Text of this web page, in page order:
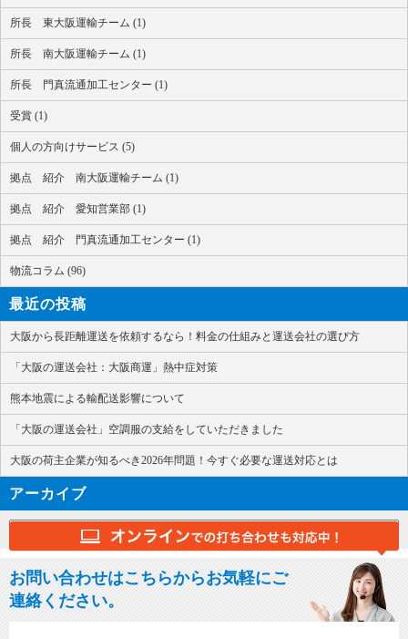
所長 東大阪運輸チーム (1)
所長 南大阪運輸チーム (1)
所長 門真流通加工センター (1)
受賞 (1)
個人の方向けサービス (5)
拠点 紹介 南大阪運輸チーム (1)
拠点 紹介 愛知営業部 (1)
拠点 紹介 門真流通加工センター (1)
物流コラム (96)
最近の投稿
大阪から長距離運送を依頼するなら！料金の仕組みと運送会社の選び方
「大阪の運送会社：大阪商運」熱中症対策
熊本地震による輸配送影響について
「大阪の運送会社」空調服の支給をしていただきました
大阪の荷主企業が知るべき2026年問題！今すぐ必要な運送対応とは
アーカイブ
お問い合わせはこちらからお気軽にご
連絡ください。